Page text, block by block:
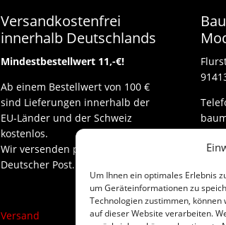
Um Ihnen ein optimales Erlebnis
um Geräteinformationen zu
Technologien zustimmen,
auf dieser Website verarbeiten.
Versandkostenfrei
innerhalb Deutschlands
Mindestbestellwert 11,-€!
Ab einem Bestellwert von 100 €
sind Lieferungen innerhalb der
EU-Länder und der Schweiz
kostenlos.
Wir versenden per DHL und
Deutscher Post.
Versand